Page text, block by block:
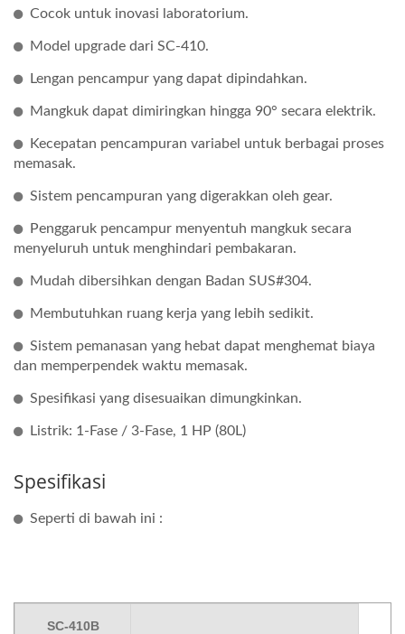
Cocok untuk inovasi laboratorium.
Model upgrade dari SC-410.
Lengan pencampur yang dapat dipindahkan.
Mangkuk dapat dimiringkan hingga 90° secara elektrik.
Kecepatan pencampuran variabel untuk berbagai proses
memasak.
Sistem pencampuran yang digerakkan oleh gear.
Penggaruk pencampur menyentuh mangkuk secara
menyeluruh untuk menghindari pembakaran.
Mudah dibersihkan dengan Badan SUS#304.
Membutuhkan ruang kerja yang lebih sedikit.
Sistem pemanasan yang hebat dapat menghemat biaya
dan memperpendek waktu memasak.
Spesifikasi yang disesuaikan dimungkinkan.
Listrik: 1-Fase / 3-Fase, 1 HP (80L)
Spesifikasi
Seperti di bawah ini :
SC-410B